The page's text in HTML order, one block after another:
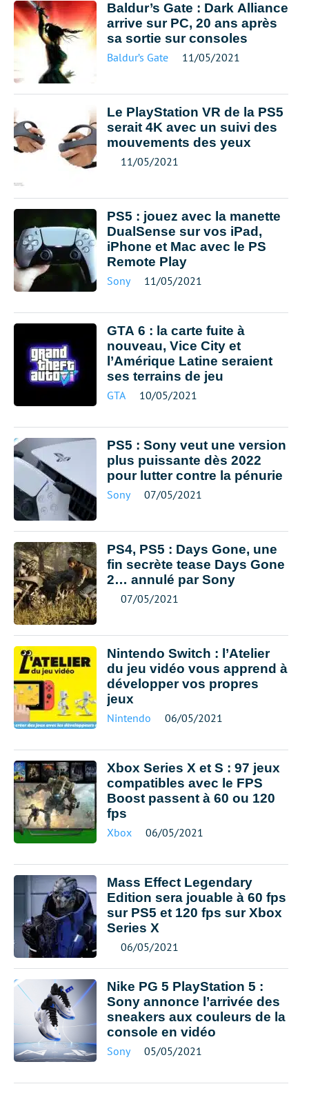
Baldur’s Gate : Dark Alliance
arrive sur PC, 20 ans après
sa sortie sur consoles
Baldur’s Gate 11/05/2021
Le PlayStation VR de la PS5
serait 4K avec un suivi des
mouvements des yeux
11/05/2021
PS5 : jouez avec la manette
DualSense sur vos iPad,
iPhone et Mac avec le PS
Remote Play
Sony 11/05/2021
GTA 6 : la carte fuite à
nouveau, Vice City et
l’Amérique Latine seraient
ses terrains de jeu
GTA 10/05/2021
PS5 : Sony veut une version
plus puissante dès 2022
pour lutter contre la pénurie
Sony 07/05/2021
PS4, PS5 : Days Gone, une
fin secrète tease Days Gone
2… annulé par Sony
07/05/2021
Nintendo Switch : l’Atelier
du jeu vidéo vous apprend à
développer vos propres
jeux
Nintendo 06/05/2021
Xbox Series X et S : 97 jeux
compatibles avec le FPS
Boost passent à 60 ou 120
fps
Xbox 06/05/2021
Mass Effect Legendary
Edition sera jouable à 60 fps
sur PS5 et 120 fps sur Xbox
Series X
06/05/2021
Nike PG 5 PlayStation 5 :
Sony annonce l’arrivée des
sneakers aux couleurs de la
console en vidéo
Sony 05/05/2021